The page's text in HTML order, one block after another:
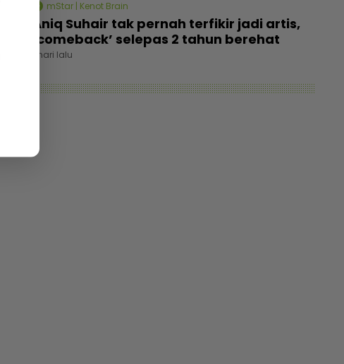
mStar | Kenot Brain
Aniq Suhair tak pernah terfikir jadi artis,
‘comeback’ selepas 2 tahun berehat
1 hari lalu